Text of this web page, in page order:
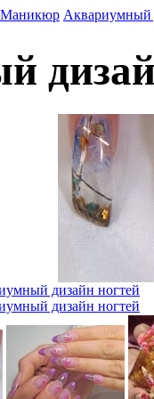
Маникюр Аквариумный
дизайн ногтей
дизайн ногтей